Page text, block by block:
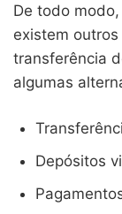
De todo
existem
transferência
algumas
Depósitos